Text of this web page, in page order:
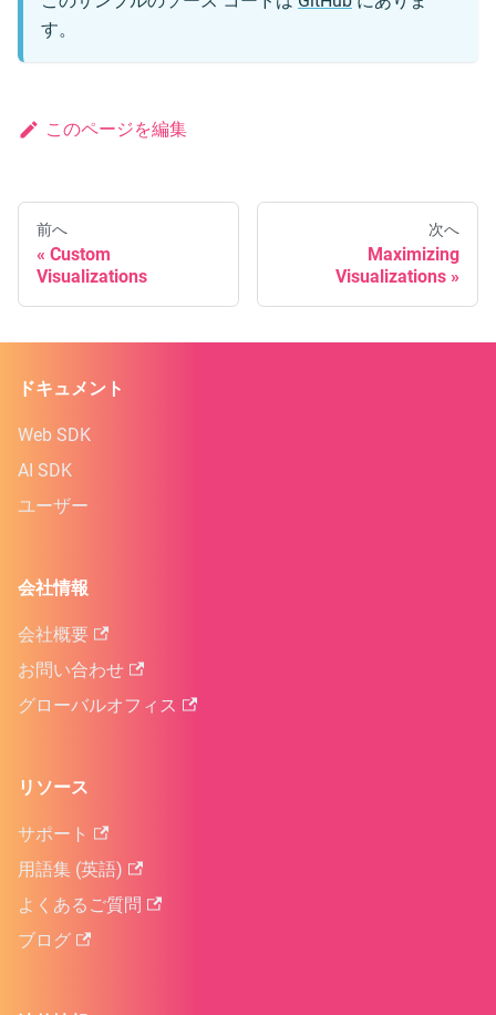
す。
このページを編集
前へ
Custom
Visualizations
次へ
Maximizing
Visualizations
ドキュメント
Web SDK
AI SDK
ユーザー
会社情報
会社概要
お問い合わせ
グローバルオフィス
リソース
サポート
用語集 (英語)
よくあるご質問
ブログ